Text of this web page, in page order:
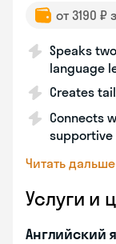
от 3190 ₽
Speaks
language
Creates
Connects
supportive
Читать дальше
Услуги и
Английский